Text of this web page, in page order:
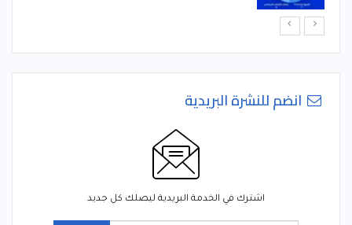
انضم للنشرة البريدية
اشترك في الخدمة البريدية ليصلك كل جديد